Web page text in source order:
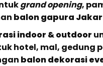
grand opening,
balon gapura
indoor & outdoor
hotel, mal, gedung
balon dekorasi